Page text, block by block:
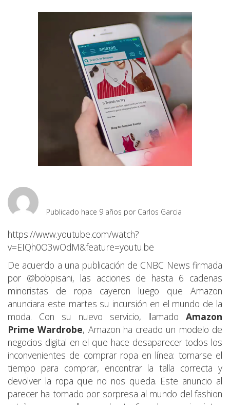
Publicado hace 9 años por Carlos Garcia
https://www.youtube.com/watch?
v=EIQh0O3wOdM&feature=youtu.be
De acuerdo a una publicación de CNBC News firmada
por @bobpisani, las acciones de hasta 6 cadenas
minoristas de ropa cayeron luego que Amazon
anunciara este martes su incursión en el mundo de la
moda. Con su nuevo servicio, llamado Amazon
Prime Wardrobe, Amazon ha creado un modelo de
negocios digital en el que hace desaparecer todos los
inconvenientes de comprar ropa en línea: tomarse el
tiempo para comprar, encontrar la talla correcta y
devolver la ropa que no nos queda. Este anuncio al
parecer ha tomado por sorpresa al mundo del fashion